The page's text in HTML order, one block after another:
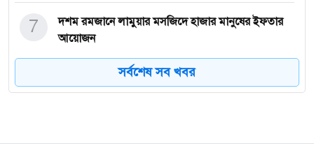
দশম রমজানে লামুয়ার মসজিদে হাজার মানুষের ইফতার
আয়োজন
7
ভয়াবহ বন্যায় প্রস্তুত ১৫৩টি আশ্রয়কেন্দ্র, খোলা হয়েছে
কন্ট্রো
8 সর্বশেষ সব খবর